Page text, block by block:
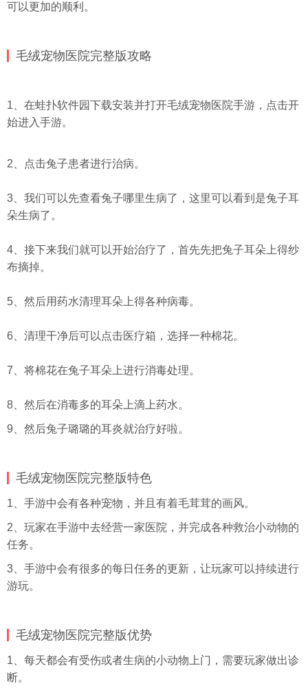
可以更加的顺利。
毛绒宠物医院完整版攻略
1、在蛙扑软件园下载安装并打开毛绒宠物医院手游，点击开
始进入手游。
2、点击兔子患者进行治病。
3、我们可以先查看兔子哪里生病了，这里可以看到是兔子耳
朵生病了。
4、接下来我们就可以开始治疗了，首先先把兔子耳朵上得纱
布摘掉。
5、然后用药水清理耳朵上得各种病毒。
6、清理干净后可以点击医疗箱，选择一种棉花。
7、将棉花在兔子耳朵上进行消毒处理。
8、然后在消毒多的耳朵上滴上药水。
9、然后兔子璐璐的耳炎就治疗好啦。
毛绒宠物医院完整版特色
1、手游中会有各种宠物，并且有着毛茸茸的画风。
2、玩家在手游中去经营一家医院，并完成各种救治小动物的
任务。
3、手游中会有很多的每日任务的更新，让玩家可以持续进行
游玩。
毛绒宠物医院完整版优势
1、每天都会有受伤或者生病的小动物上门，需要玩家做出诊
断。